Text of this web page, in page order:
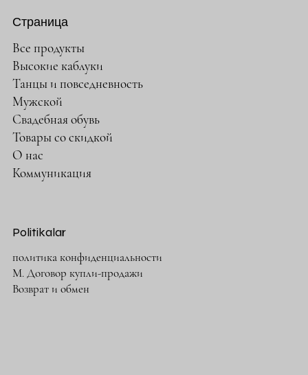
Страница
Все продукты
Высокие каблуки
Танцы и повседневность
Мужской
Свадебная обувь
Товары со скидкой
О нас
Коммуникация
Politikalar
политика конфиденциальности
М. Договор купли-продажи
Возврат и обмен